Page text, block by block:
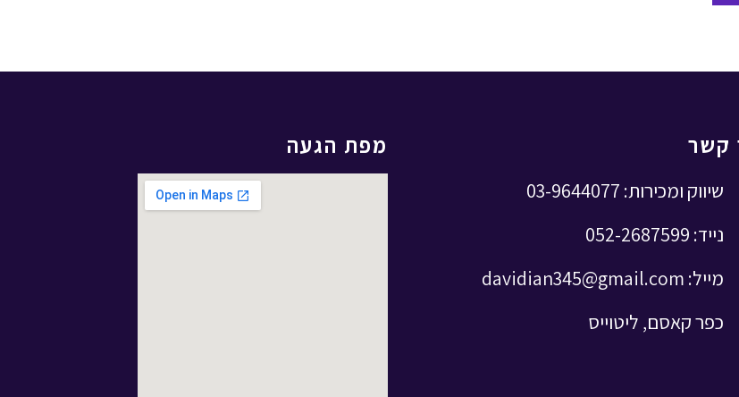
קשר
שיווק ומכירות: 03-9644077
נייד: 052-2687599
מייל: davidian345@gmail.com
כפר קאסם, ליטוייס
מפת הגעה